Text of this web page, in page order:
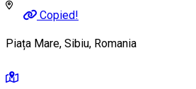
Copied!
Piața Mare, Sibiu, Romania